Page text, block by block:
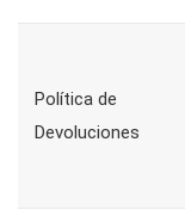
Política de
Devoluciones